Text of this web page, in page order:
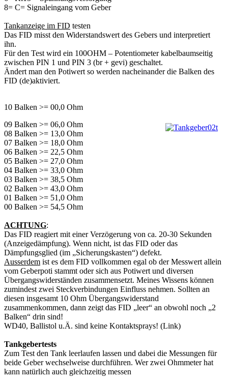
8= C= Signaleingang vom Geber
Tankanzeige im FID testen
Das FID misst den Widerstandswert des Gebers und interpretiert
ihn.
Für den Test wird ein 100OHM – Potentiometer kabelbaumseitig
zwischen PIN 1 und PIN 3 (br + gevi) geschaltet.
Ändert man den Potiwert so werden nacheinander die Balken des
FID (de)aktiviert.
10 Balken >= 00,0 Ohm
09 Balken >= 06,0 Ohm
08 Balken >= 13,0 Ohm
07 Balken >= 18,0 Ohm
06 Balken >= 22,5 Ohm
05 Balken >= 27,0 Ohm
04 Balken >= 33,0 Ohm
03 Balken >= 38,5 Ohm
02 Balken >= 43,0 Ohm
01 Balken >= 51,0 Ohm
00 Balken >= 54,5 Ohm
ACHTUNG:
Das FID reagiert mit einer Verzögerung von ca. 20-30 Sekunden
(Anzeigedämpfung). Wenn nicht, ist das FID oder das
Dämpfungsglied (im „Sicherungskasten“) defekt.
Ausserdem ist es dem FID vollkommen egal ob der Messwert allein
vom Geberpoti stammt oder sich aus Potiwert und diversen
Übergangswiderständen zusammensetzt. Meines Wissens können
zumindest zwei Steckverbindungen Einfluss nehmen. Sollten an
diesen insgesamt 10 Ohm Übergangswiderstand
zusammenkommen, dann zeigt das FID „leer“ an obwohl noch „2
Balken“ drin sind!
WD40, Ballistol u.Ä. sind keine Kontaktsprays! (Link)
Tankgebertests
Zum Test den Tank leerlaufen lassen und dabei die Messungen für
beide Geber wechselweise durchführen. Wer zwei Ohmmeter hat
kann natürlich auch gleichzeitig messen